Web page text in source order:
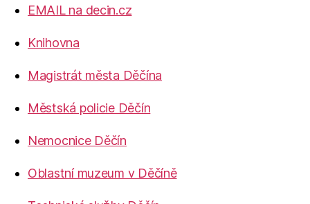
EMAIL na decin.cz
Knihovna
Magistrát města Děčína
Městská policie Děčín
Nemocnice Děčín
Oblastní muzeum v Děčíně